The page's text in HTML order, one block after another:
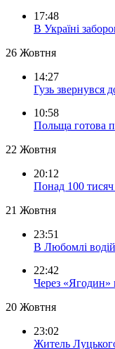
17:48
В Україні
26 Жовтня
14:27
Гузь звернувся
10:58
Польща готова
22 Жовтня
20:12
Понад 100 тисяч
21 Жовтня
23:51
В Любомлі водій
22:42
Через «Ягодин»
20 Жовтня
23:02
Житель